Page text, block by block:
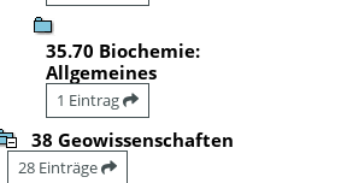
35.70 Biochemie:
Allgemeines
1 Eintrag
38 Geowissenschaften
28 Einträge